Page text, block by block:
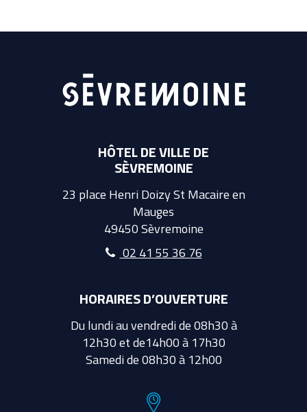
HÔTEL DE VILLE DE
SÈVREMOINE
23 place Henri Doizy St Macaire en
Mauges
49450 Sèvremoine
02 41 55 36 76
HORAIRES D’OUVERTURE
Du lundi au vendredi de 08h30 à
12h30 et de14h00 à 17h30
Samedi de 08h30 à 12h00